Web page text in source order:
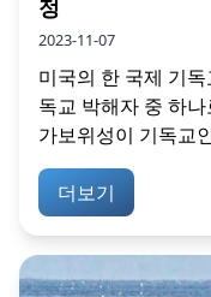
정
2023-11-07
미국의 한 국제 기
독교 박해자 중 하
가보위성이 기독교
더보기